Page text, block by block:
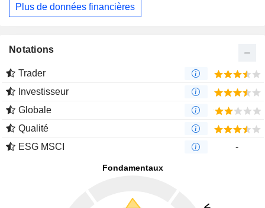
Plus de données financières
Notations
Trader
Investisseur
Globale
Qualité
ESG MSCI
-